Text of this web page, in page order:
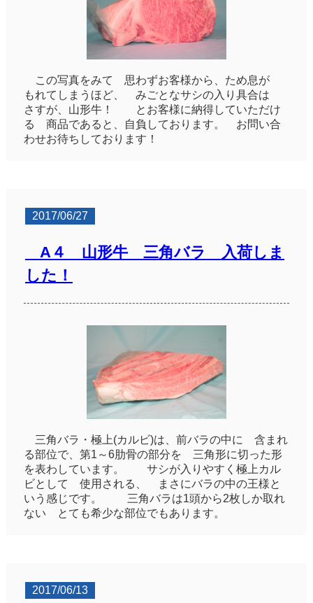
この写真をみて 思わずお客様から、ため息が
もれてしまうほど、 みごとなサシの入り具合は
さすが、山形牛！ とお客様に納得していただけ
る 商品であると、自負しております。 お問い合
わせお待ちしております！
2017/06/27
A４ 山形牛 三角バラ 入荷しま
した！
三角バラ・極上(カルビ)は、前バラの中に 含まれ
る部位で、第1～6肋骨の部分を 三角形に切った形
を表わしています。 サシが入りやすく極上カル
ビとして 使用される、 まさにバラの中の王様と
いう感じです。 三角バラは1頭から2枚しか取れ
ない とても希少な部位でもあります。
2017/06/13